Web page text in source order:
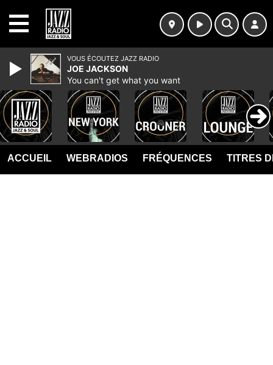
ACCUEIL WEBRADIOS FRÉQUENCES TITRES
VOUS ÉCOUTEZ JAZZ RADIO
JOE JACKSON
You can't get what you want